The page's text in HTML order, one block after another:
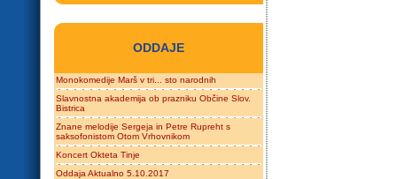
ODDAJE
Monokomedije Marš v tri... sto narodnih
Slavnostna akademija ob prazniku Občine Slov.
Bistrica
Znane melodije Sergeja in Petre Rupreht s
saksofonistom Otom Vrhovnikom
Koncert Okteta Tinje
Oddaja Aktualno 5.10.2017